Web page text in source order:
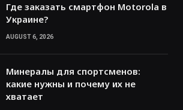
Где заказать смартфон Motorola в
Украине?
AUGUST 6, 2026
Минералы для спортсменов:
какие нужны и почему их не
хватает